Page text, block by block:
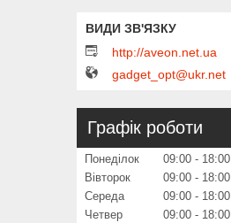
http://aveon.net.ua
gadget_opt@ukr.net
Графік роботи
Понеділок 09:00
18:00
Вівторок
09:00
18:00
Середа
09:00
18:00
Четвер
09:00
18:00